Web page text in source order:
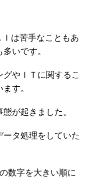
は苦手なこともあ
いです。
やＩＴに関するこ
す。
が起きました。
タ処理をしていた
数字を大きい順に